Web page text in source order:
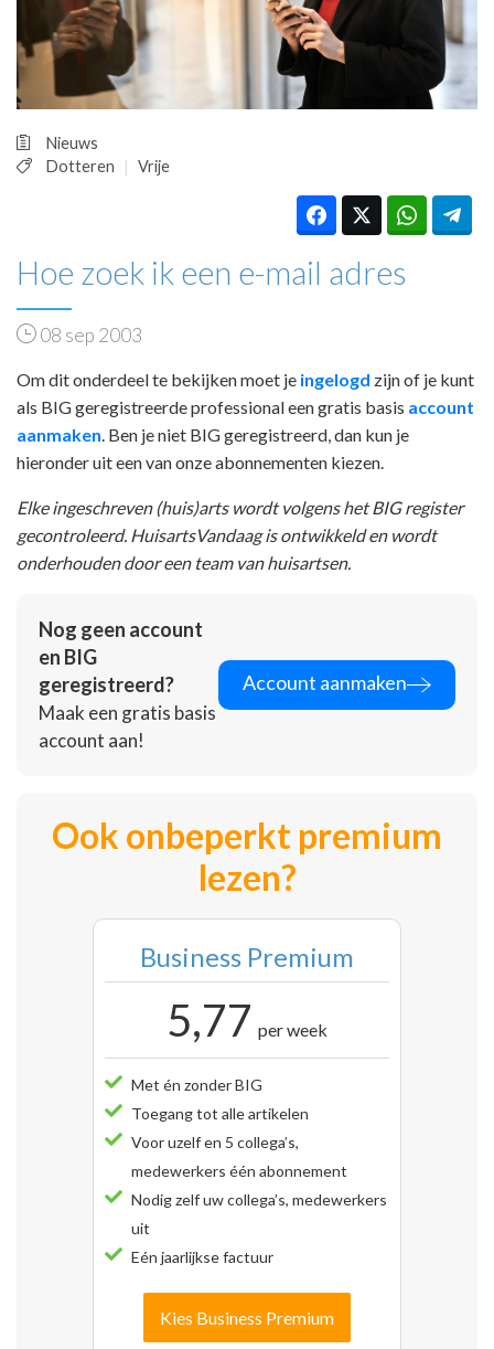
PRAKTIJKZAKEN
TARIEVEN
VPHUISARTSEN
INLOGGEN
Nieuws
Dotteren
Vrije
Hoe zoek ik een e-mail adres
08 sep 2003
Om dit onderdeel te bekijken moet je ingelogd zijn of je kunt
als BIG geregistreerde professional een gratis basis account
aanmaken . Ben je niet BIG geregistreerd, dan kun je
hieronder uit een van onze abonnementen kiezen.
Elke ingeschreven (huis)arts wordt volgens het BIG register
gecontroleerd. HuisartsVandaag is ontwikkeld en wordt
onderhouden door een team van huisartsen.
Nog geen account
en BIG
geregistreerd?
Maak een gratis basis
account aan!
Account aanmaken
Ook onbeperkt premium
lezen?
Business Premium
5,77 per week
Met én zonder BIG
Toegang tot alle artikelen
Voor uzelf en 5 collega’s,
medewerkers één abonnement
Nodig zelf uw collega’s, medewerkers
uit
Eén jaarlijkse factuur
Kies Business Premium